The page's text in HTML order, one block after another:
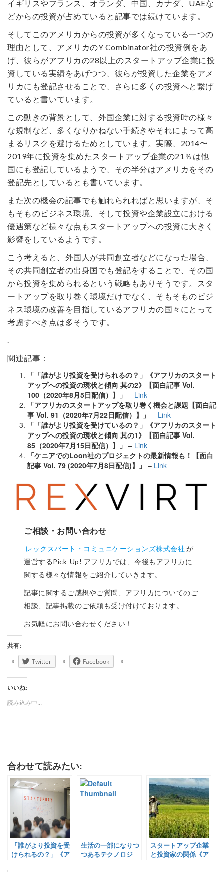
イギリスやフランス、オランダ、中国、カナダ、UAEな
どからの投資が占めていると記事では続けています。
そしてこのアメリカからの投資が多くなっている一つの
理由として、アメリカのY Combinator社の投資例をあ
げ、彼らがアフリカの28以上のスタートアップ企業に投
資している実績をあげつつ、彼らが投資した企業をアメ
リカにも登記させることで、さらに多くの投資へと繋げ
ていると書いています。
この動きの背景として、外国企業に対する投資時の様々
な規制など、多くなりかねない手続きやそれによって高
まるリスクを避けるためとしています。実際、2014〜
2019年に投資を集めたスタートアップ企業の21％は他
国にも登記しているようで、その半分はアメリカをその
登記先としているとも書いています。
また次の機会の記事でも触れられればと思いますが、そ
もそものビジネス環境、そして投資や企業設立における
優遇策など様々な点もスタートアップへの投資に大きく
影響をしているようです。
こう考えると、外国人が共同創立者などになった場合、
その共同創立者の出身国でも登記をすることで、その国
から投資を集められるという戦略もありそうです。スタ
ートアップを取り巻く環境だけでなく、そもそものビジ
ネス環境の改善を目指しているアフリカの国々にとって
考慮すべき点は多そうです。
.
関連記事：
「「誰がより投資を受けられるの？」《アフリカのスタート
アップへの投資の現状と傾向 其の2》【面白記事 Vol.
100（2020年8月5日配信）】」 – Link
「アフリカのスタートアップを取り巻く機会と課題【面白記
事 Vol. 91（2020年7月22日配信）】」 – Link
「「誰がより投資を受けているの？」《アフリカのスタート
アップへの投資の現状と傾向 其の1》【面白記事 Vol.
85（2020年7月15日配信）】」 – Link
「ケニアでのLoon社のプロジェクトの最新情報も！【面白
記事 Vol. 79 (2020年7月8日配信)】」 – Link
ご相談・お問い合わせ
レックスバート・コミュニケーションズ株式会社 が
運営するPick-Up! アフリカでは、今後もアフリカに
関する様々な情報をご紹介していきます。
記事に関するご感想やご質問、アフリカについてのご
相談、記事掲載のご依頼も受け付けております。
お気軽にお問い合わせください！
共有:
Twitter Facebook
いいね:
読み込み中...
合わせて読みたい:
「誰がより投資を受
けられるの？」《ア
生活の一部になりつ
つあるテクノロジ
スタートアップ企業
と投資家の関係《ア